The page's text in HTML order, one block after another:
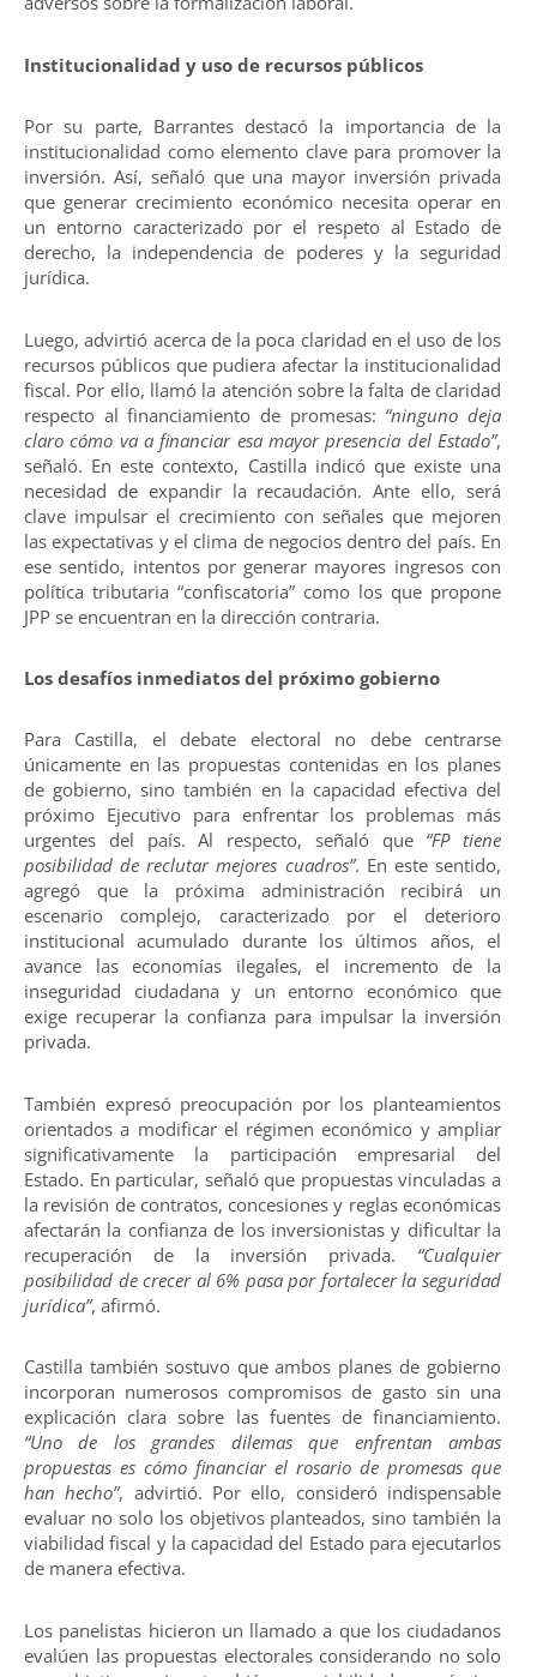
Institucionalidad y uso de recursos públicos
Por su parte, Barrantes destacó la importancia de la
institucionalidad como elemento clave para promover la
inversión. Así, señaló que una mayor inversión privada
que generar crecimiento económico necesita operar en
un entorno caracterizado por el respeto al Estado de
derecho, la independencia de poderes y la seguridad
jurídica.
Luego, advirtió acerca de la poca claridad en el uso de los
recursos públicos que pudiera afectar la institucionalidad
fiscal. Por ello, llamó la atención sobre la falta de claridad
respecto al financiamiento de promesas: “ninguno deja
claro cómo va a financiar esa mayor presencia del Estado”,
señaló. En este contexto, Castilla indicó que existe una
necesidad de expandir la recaudación. Ante ello, será
clave impulsar el crecimiento con señales que mejoren
las expectativas y el clima de negocios dentro del país. En
ese sentido, intentos por generar mayores ingresos con
política tributaria “confiscatoria” como los que propone
JPP se encuentran en la dirección contraria.
Los desafíos inmediatos del próximo gobierno
Para Castilla, el debate electoral no debe centrarse
únicamente en las propuestas contenidas en los planes
de gobierno, sino también en la capacidad efectiva del
próximo Ejecutivo para enfrentar los problemas más
urgentes del país. Al respecto, señaló que “FP tiene
posibilidad de reclutar mejores cuadros”. En este sentido,
agregó que la próxima administración recibirá un
escenario complejo, caracterizado por el deterioro
institucional acumulado durante los últimos años, el
avance las economías ilegales, el incremento de la
inseguridad ciudadana y un entorno económico que
exige recuperar la confianza para impulsar la inversión
privada.
También expresó preocupación por los planteamientos
orientados a modificar el régimen económico y ampliar
significativamente la participación empresarial del
Estado. En particular, señaló que propuestas vinculadas a
la revisión de contratos, concesiones y reglas económicas
afectarán la confianza de los inversionistas y dificultar la
recuperación de la inversión privada. “Cualquier
posibilidad de crecer al 6% pasa por fortalecer la seguridad
jurídica”, afirmó.
Castilla también sostuvo que ambos planes de gobierno
incorporan numerosos compromisos de gasto sin una
explicación clara sobre las fuentes de financiamiento.
“Uno de los grandes dilemas que enfrentan ambas
propuestas es cómo financiar el rosario de promesas que
han hecho”, advirtió. Por ello, consideró indispensable
evaluar no solo los objetivos planteados, sino también la
viabilidad fiscal y la capacidad del Estado para ejecutarlos
de manera efectiva.
Los panelistas hicieron un llamado a que los ciudadanos
evalúen las propuestas electorales considerando no solo